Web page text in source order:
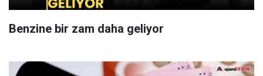
Benzine bir zam daha geliyor